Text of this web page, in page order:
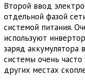
Второй ввод
отдельной фазой
системой питания.
используют
заряд
системы очень
других местах